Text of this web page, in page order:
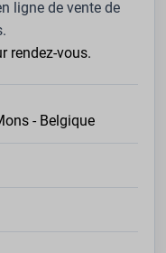
ligne de vente de
rendez-vous.
- Belgique